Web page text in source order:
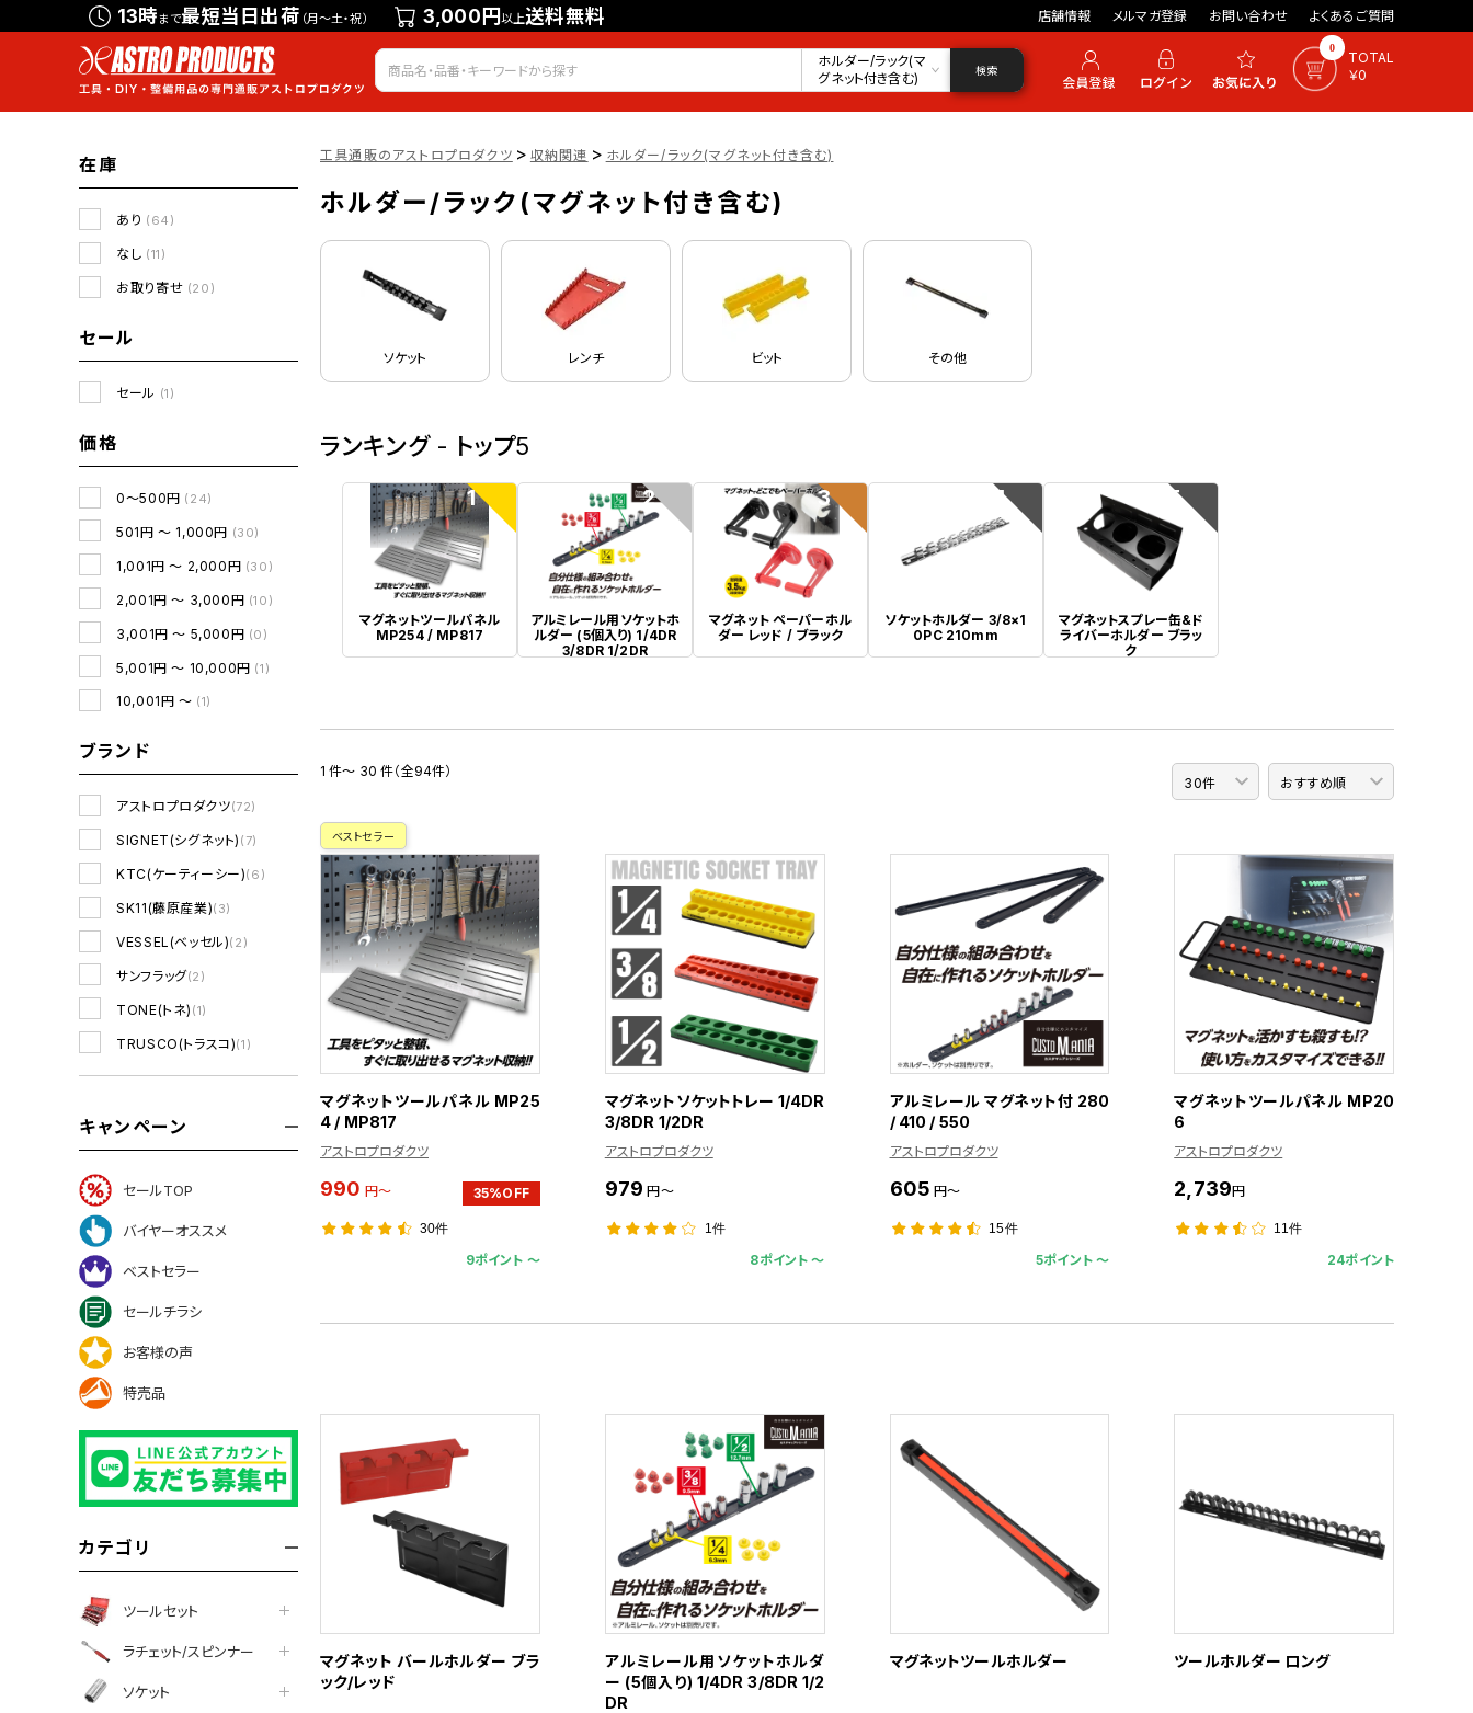
13時まで最短当日出荷 （月～土・祝） 3,000円以上送料無料 店舗情報 メルマガ登録 お問い合わせ よくあるご質問
会員登録 ログイン お気に入り 0
TOTAL
￥0
ホルダー/ラック(マ
グネット付き含む)
検索
在庫
あり (64)
なし (11)
お取り寄せ (20)
セール
セール (1)
価格
0～500円 (24)
501円 ～ 1,000円 (30)
1,001円 ～ 2,000円 (30)
2,001円 ～ 3,000円 (10)
3,001円 ～ 5,000円 (0)
5,001円 ～ 10,000円 (1)
10,001円 ～ (1)
ブランド
アストロプロダクツ(72)
SIGNET(シグネット) (7)
KTC(ケーティーシー)(6)
SK11(藤原産業)(3)
VESSEL(ベッセル)(2)
サンフラッグ(2)
TONE(トネ) (1)
TRUSCO(トラスコ)(1)
キャンペーン
セールTOP
バイヤーオススメ
ベストセラー
セールチラシ
お客様の声
特売品
カテゴリ
ツールセット
ラチェット/スピンナー
ソケット
工具通販のアストロプロダクツ > 収納関連 > ホルダー/ラック(マグネット付き含む)
ホルダー/ラック(マグネット付き含む)
ソケット レンチ ビット その他
ランキング - トップ5
1
マグネットツールパネル
MP254 / MP817
2
アルミレール用ソケットホ
ルダー (5個入り) 1/4DR
3/8DR 1/2DR
3
マグネット ペーパーホル
ダー レッド / ブラック
4
ソケットホルダー 3/8×1
0PC 210mm
5
マグネットスプレー缶&ド
ライバーホルダー ブラッ
ク
1 件～ 30 件（全94件）
ベストセラー
マグネットツールパネル MP25
4 / MP817
アストロプロダクツ
990 円～ 35%OFF
30件
9ポイント 〜
マグネットソケットトレー 1/4DR
3/8DR 1/2DR
アストロプロダクツ
979 円～
1件
8ポイント 〜
アルミレール マグネット付 280
/ 410 / 550
アストロプロダクツ
605 円～
15件
5ポイント 〜
マグネットツールパネル MP20
6
アストロプロダクツ
2,739円
11件
24ポイント
マグネット バールホルダー ブラ
ック/レッド
アルミレール用ソケットホルダ
ー (5個入り) 1/4DR 3/8DR 1/2
DR
マグネットツールホルダー ツールホルダー ロング